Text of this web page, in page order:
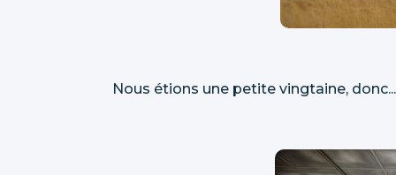
Nous étions une petite vingtaine,